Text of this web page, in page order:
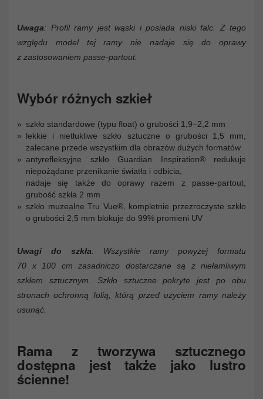
Uwaga: Profil ramy jest wąski i posiada niski falc. Z tego
względu model tej ramy nie nadaje się do oprawy
z zastosowaniem passe-partout.
Wybór różnych szkieł
szkło standardowe (typu float) o grubości 1,9–2,2 mm
lekkie i nietłukliwe szkło sztuczne o grubości 1,5 mm,
zalecane przede wszystkim dla obrazów dużych formatów
antyrefleksyjne szkło Guardian Inspiration® redukuje
niepożądane przenikanie światła i odbicia,
nadaje się także do oprawy razem z passe-partout,
grubość szkła 2 mm
szkło muzealne Tru Vue®, kompletnie przezroczyste szkło
o grubości 2,5 mm blokuje do 99% promieni UV
Uwagi do szkła: Wszystkie ramy powyżej formatu
70 x 100 cm zasadniczo dostarczane są z niełamliwym
szkłem sztucznym. Szkło sztuczne pokryte jest po obu
stronach ochronną folią, którą przed użyciem ramy należy
usunąć.
Rama z tworzywa sztucznego
dostępna jest także jako lustro
ścienne!